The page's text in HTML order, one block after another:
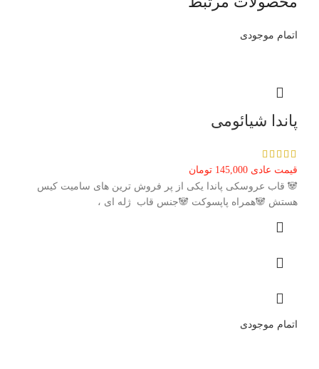
اتمام موجودی
پاندا شیائومی
قیمت عادی 145,000 تومان
🐼 قاب عروسکی پاندا یکی از پر فروش ترین های سامیت کیس
هستش 🐼همراه پاپسوکت 🐼جنس قاب ژله ای ،
اتمام موجودی